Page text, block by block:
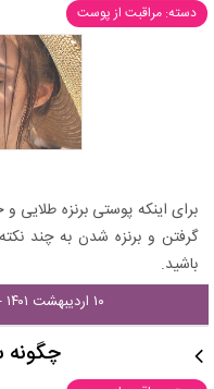
دسته: مراقبت از پوست
برای اینکه پوستی برنزه طلایی
گرفتن و برنزه شدن به چند
باشید.
۱۰ اردیبهشت ۱۴۰۱ - ۰۹:۴۷
چگونه